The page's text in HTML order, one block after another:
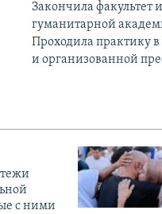
Закончила факультет
гуманитарной
Проходила практику
и организованной
с ними